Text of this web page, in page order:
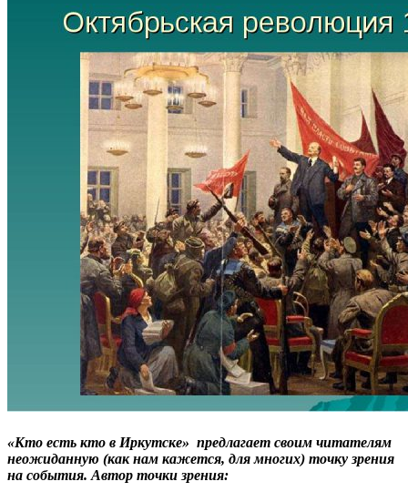
«Кто есть кто в Иркутске» предлагает своим читателям
неожиданную (как нам кажется, для многих) точку зрения
на события. Автор точки зрения: